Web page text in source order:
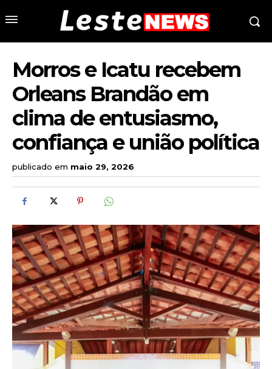
Morros e Icatu recebem
Orleans Brandão em
clima de entusiasmo,
confiança e união política
publicado em maio 29, 2026